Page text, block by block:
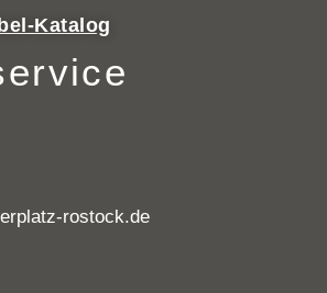
Katalog
rostock.de